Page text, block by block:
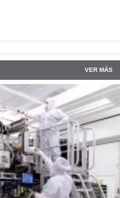
VER MÁS